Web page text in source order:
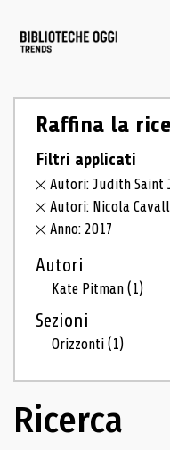
Raffina la
Filtri applicati
Autori: Judith Saint
Autori: Nicola
Anno: 2017
Autori
Kate Pitman(1)
Sezioni
Orizzonti(1)
Ricerca